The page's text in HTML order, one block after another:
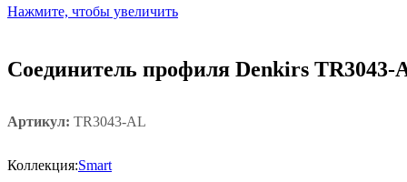
Нажмите, чтобы увеличить
Соединитель профиля Denkirs TR3043-
Артикул: TR3043-AL
Коллекция:Smart